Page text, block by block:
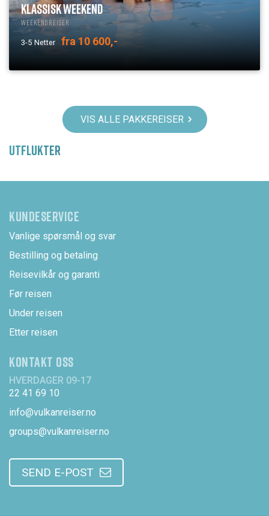
KLASSISK WEEKEND
Weekendreiser
3-5 Netter fra 10 600,-
VIS ALLE PAKKEREISER
UTFLUKTER
KUNDESERVICE
Vanlige spørsmål og svar
Bestilling og betaling
Reisevilkår og garanti
Før reisen
Under reisen
Etter reisen
KONTAKT OSS
HVERDAGER 09-17
22 41 69 10
info@vulkanreiser.no
groups@vulkanreiser.no
SEND E-POST